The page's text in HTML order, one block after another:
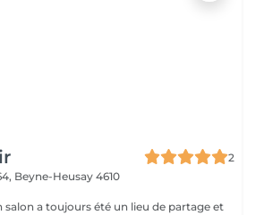
2
Beyne-Heusay 4610
salon a toujours été un lieu de partage et